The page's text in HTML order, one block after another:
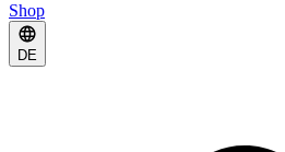
Shop
DE